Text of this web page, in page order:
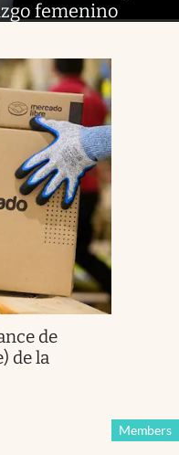
femenino
de
de la
Members